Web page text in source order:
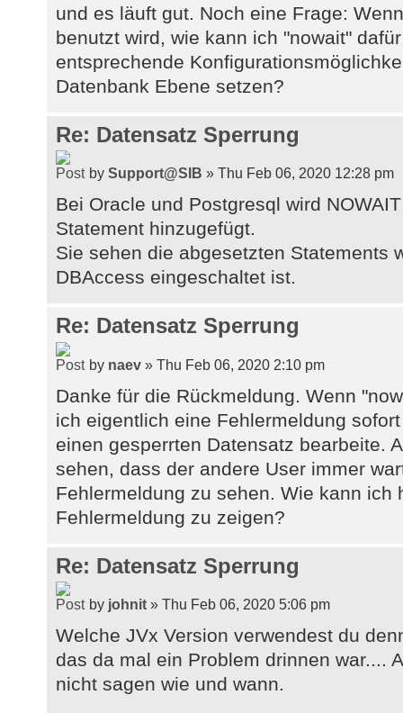
und es läuft gut. Noch eine Frage:
benutzt wird, wie kann ich "nowait"
entsprechende
Datenbank Ebene setzen?
Re: Datensatz Sperrung
by Support@SIB » Thu Feb 06, 2020 12:28 pm
Bei Oracle und Postgresql wird
Statement hinzugefügt.
Sie sehen die abgesetzten Statements
DBAccess eingeschaltet ist.
Re: Datensatz Sperrung
by naev » Thu Feb 06, 2020 2:10 pm
Danke für die Rückmeldung. Wenn
ich eigentlich eine Fehlermeldung
einen gesperrten Datensatz bearbeite.
sehen, dass der andere User immer
Fehlermeldung zu sehen. Wie kann ich
Fehlermeldung zu zeigen?
Re: Datensatz Sperrung
by johnit » Thu Feb 06, 2020 5:06 pm
Welche JVx Version verwendest du
das da mal ein Problem drinnen war....
nicht sagen wie und wann.